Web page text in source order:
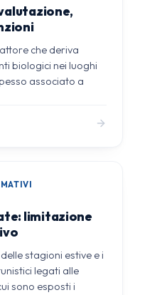
che deriva
biologici nei luoghi
associato a
limitazione
stagioni estive e i
legati alle
sono esposti i